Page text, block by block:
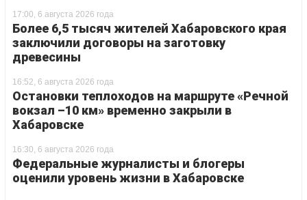
17:00, 6 августа 2026 года
Более 6,5 тысяч жителей Хабаровского края
заключили договоры на заготовку
древесины
16:52, 6 августа 2026 года
Остановки теплоходов на маршруте «Речной
вокзал –10 км» временно закрыли в
Хабаровске
16:30, 6 августа 2026 года
Федеральные журналисты и блогеры
оценили уровень жизни в Хабаровске